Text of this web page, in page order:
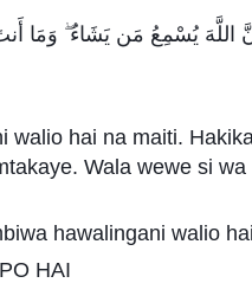
walio hai na maiti.
Wala wewe si
hawalingani walio
HAI